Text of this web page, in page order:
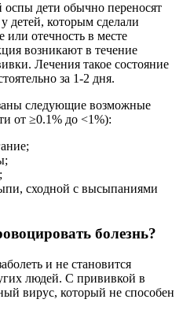
дети обычно переносят
детей, которым сделали
или отечность в месте
возникают в течение
Лечения такое состояние
за 1-2 дня.
следующие возможные
от ≥0.1% до <1%):
сходной с высыпаниями
болезнь?
и не становится
людей. С прививкой в
вирус, который не способен